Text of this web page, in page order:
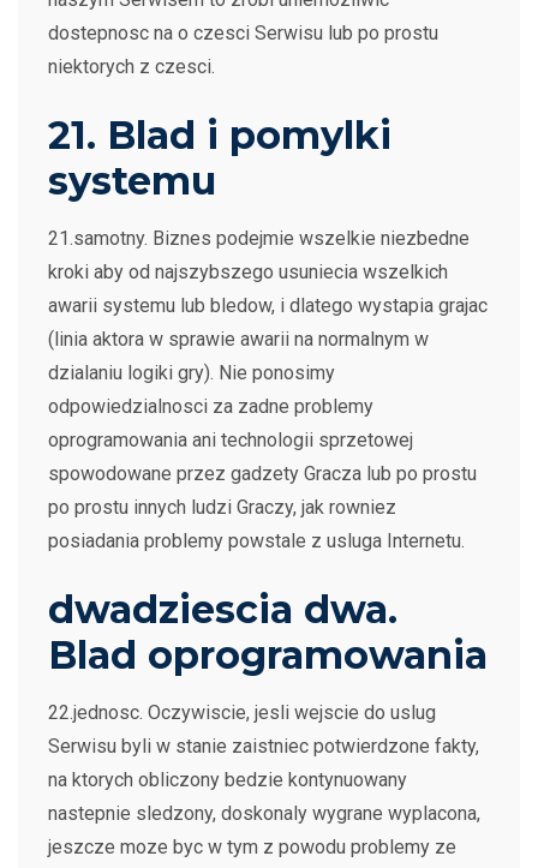
dostepnosc na o czesci Serwisu lub po prostu
niektorych z czesci.
21. Blad i pomylki
systemu
21.samotny. Biznes podejmie wszelkie niezbedne
kroki aby od najszybszego usuniecia wszelkich
awarii systemu lub bledow, i dlatego wystapia grajac
(linia aktora w sprawie awarii na normalnym w
dzialaniu logiki gry). Nie ponosimy
odpowiedzialnosci za zadne problemy
oprogramowania ani technologii sprzetowej
spowodowane przez gadzety Gracza lub po prostu
po prostu innych ludzi Graczy, jak rowniez
posiadania problemy powstale z usluga Internetu.
dwadziescia dwa.
Blad oprogramowania
22.jednosc. Oczywiscie, jesli wejscie do uslug
Serwisu byli w stanie zaistniec potwierdzone fakty,
na ktorych obliczony bedzie kontynuowany
nastepnie sledzony, doskonaly wygrane wyplacona,
jeszcze moze byc w tym z powodu problemy ze